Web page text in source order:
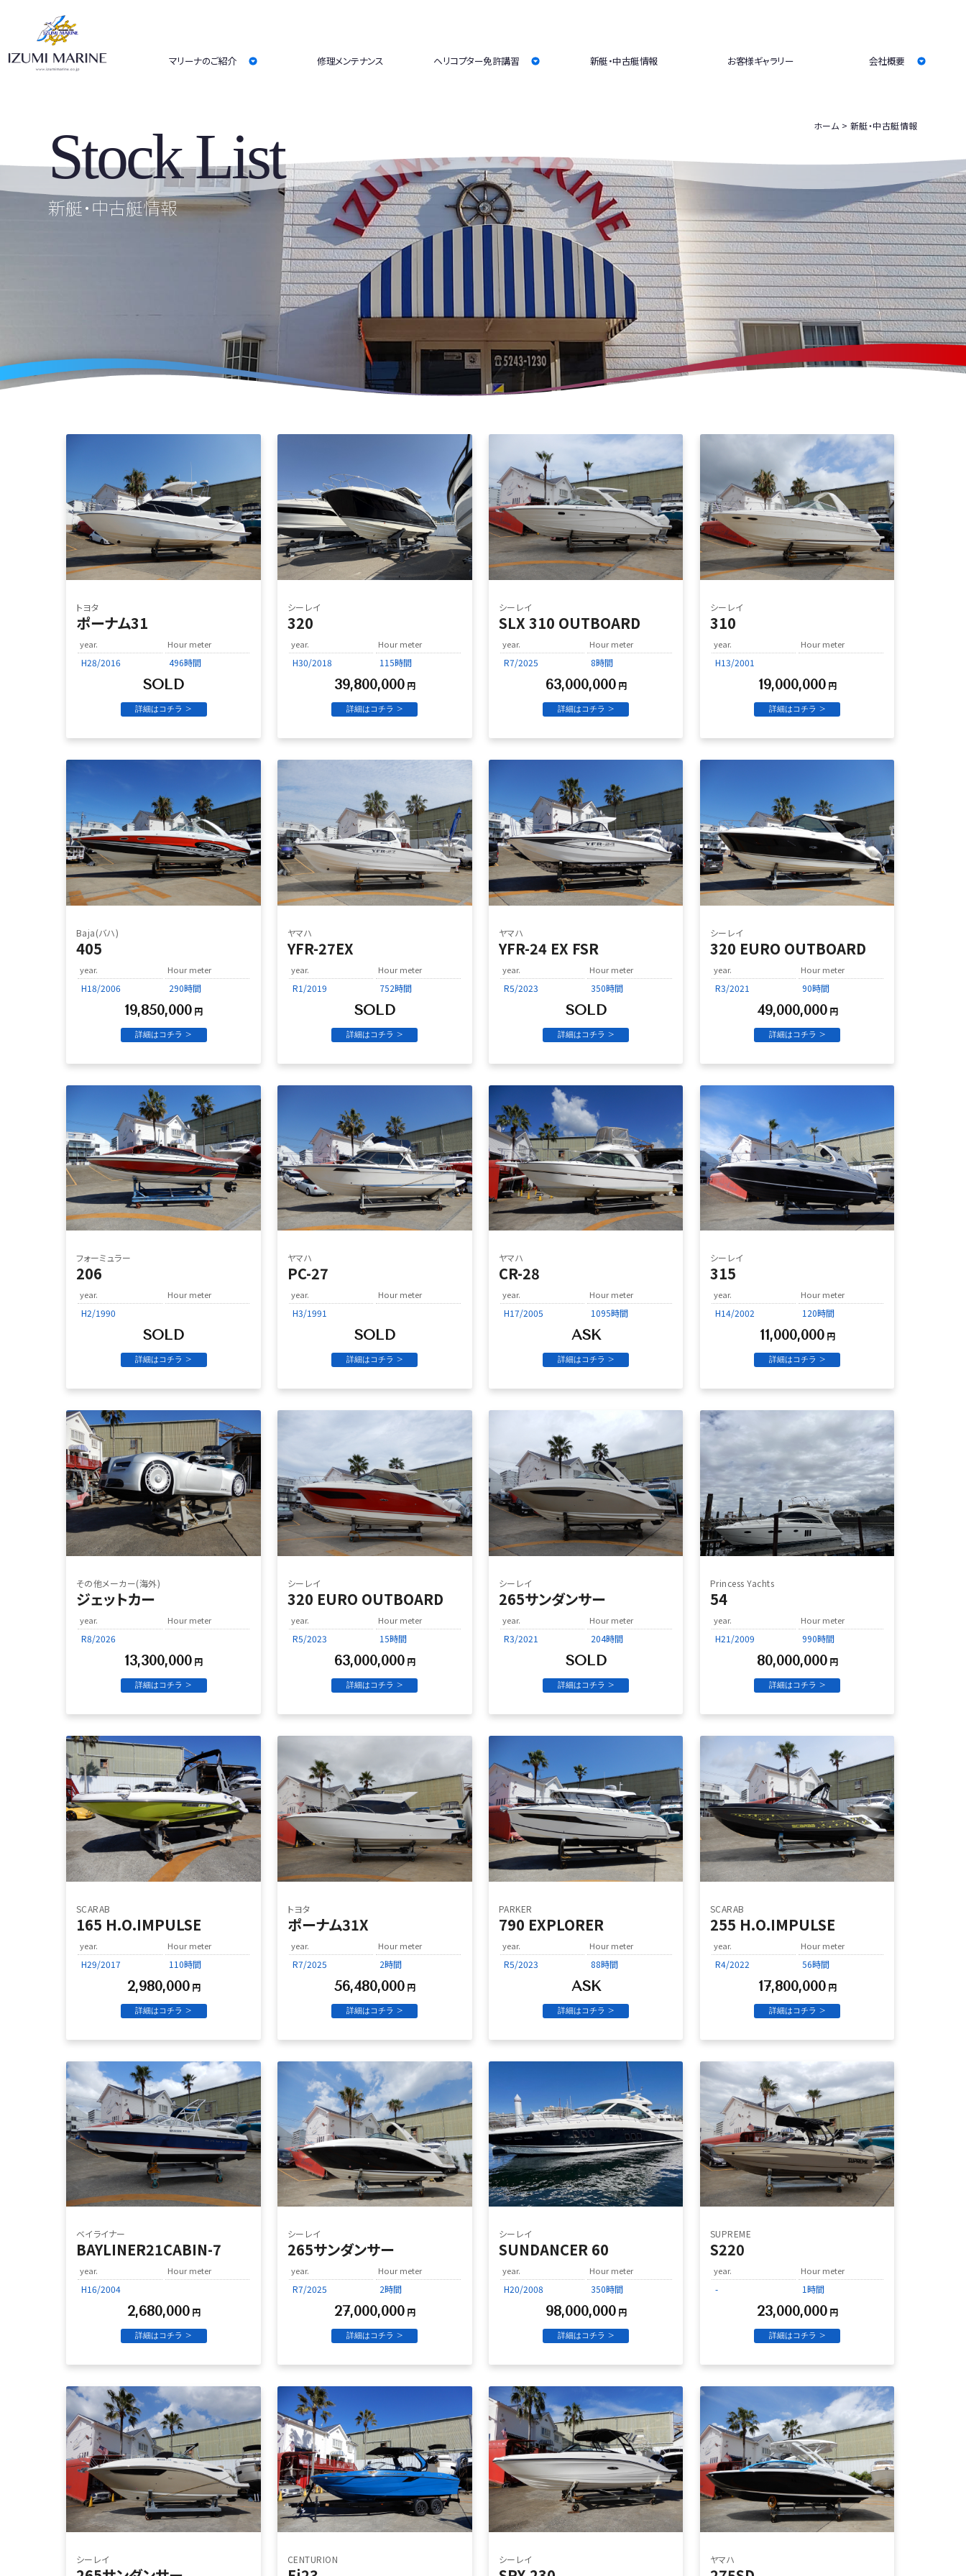
マリーナのご紹介 修理メンテナンス ヘリコプター免許講習 新艇・中古艇情報 お客様ギャラリー 会社概要
Stock List
新艇・中古艇情報
ホーム 新艇・中古艇情報
トヨタ
ポーナム31
year.
H28/2016
Hour meter
496時間
SOLD
詳細はコチラ >
シーレイ
320
year.
H30/2018
Hour meter
115時間
39,800,000円
詳細はコチラ >
シーレイ
SLX 310 OUTBOARD
year.
R7/2025
Hour meter
8時間
63,000,000円
詳細はコチラ >
シーレイ
310
year.
H13/2001
Hour meter
19,000,000円
詳細はコチラ >
Baja(バハ)
405
year.
H18/2006
Hour meter
290時間
19,850,000 円
詳細はコチラ >
ヤマハ
YFR-27EX
year.
R1/2019
Hour meter
752時間
SOLD
詳細はコチラ >
ヤマハ
YFR-24 EX FSR
year.
R5/2023
Hour meter
350時間
SOLD
詳細はコチラ >
シーレイ
320 EURO OUTBOARD
year.
R3/2021
Hour meter
90時間
49,000,000円
詳細はコチラ >
フォーミュラー
206
year.
H2/1990
Hour meter
SOLD
詳細はコチラ >
ヤマハ
PC-27
year.
H3/1991
Hour meter
SOLD
詳細はコチラ >
ヤマハ
CR-28
year.
H17/2005
Hour meter
1095時間
ASK
詳細はコチラ >
シーレイ
315
year.
H14/2002
Hour meter
120時間
11,000,000円
詳細はコチラ >
その他メーカー(海外)
ジェットカー
year.
R8/2026
Hour meter
13,300,000 円
詳細はコチラ >
シーレイ
320 EURO OUTBOARD
year.
R5/2023
Hour meter
15時間
63,000,000円
詳細はコチラ >
シーレイ
265サンダンサー
year.
R3/2021
Hour meter
204時間
SOLD
詳細はコチラ >
Princess Yachts
54
year.
H21/2009
Hour meter
990時間
80,000,000円
詳細はコチラ >
SCARAB
165 H.O.IMPULSE
year.
H29/2017
Hour meter
110時間
2,980,000円
詳細はコチラ >
トヨタ
ポーナム31X
year.
R7/2025
Hour meter
2時間
56,480,000円
詳細はコチラ >
PARKER
790 EXPLORER
year.
R5/2023
Hour meter
88時間
ASK
詳細はコチラ >
SCARAB
255 H.O.IMPULSE
year.
R4/2022
Hour meter
56時間
17,800,000円
詳細はコチラ >
ベイライナー
BAYLINER21CABIN-7
year.
H16/2004
Hour meter
2,680,000円
詳細はコチラ >
シーレイ
265サンダンサー
year.
R7/2025
Hour meter
2時間
27,000,000円
詳細はコチラ >
シーレイ
SUNDANCER 60
year.
H20/2008
Hour meter
350時間
98,000,000円
詳細はコチラ >
SUPREME
S220
year.
-
Hour meter
1時間
23,000,000円
詳細はコチラ >
シーレイ CENTURION シーレイ ヤマハ